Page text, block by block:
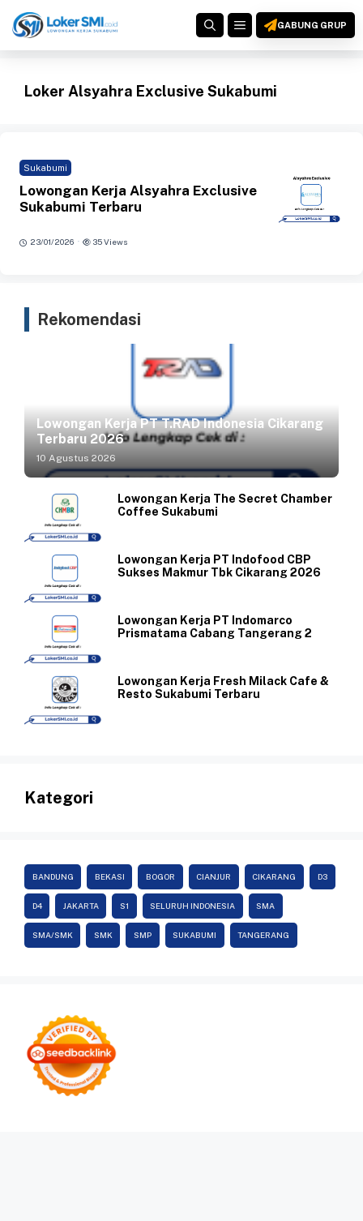
ke
MENUGABUNG GRUP
Loker Alsyahra Exclusive Sukabumi
Sukabumi
Lowongan Kerja Alsyahra Exclusive
Sukabumi Terbaru
23/01/2026 · 35 Views
Rekomendasi
Lowongan Kerja PT T.RAD Indonesia Cikarang
Terbaru 2026
10 Agustus 2026
Lowongan Kerja The Secret Chamber
Coffee Sukabumi
Lowongan Kerja PT Indofood CBP
Sukses Makmur Tbk Cikarang 2026
Lowongan Kerja PT Indomarco
Prismatama Cabang Tangerang 2
Lowongan Kerja Fresh Milack Cafe &
Resto Sukabumi Terbaru
Kategori
BANDUNG BEKASI BOGOR CIANJUR CIKARANG D3
D4 JAKARTA S1 SELURUH INDONESIA SMA
SMA/SMK SMK SMP SUKABUMI TANGERANG